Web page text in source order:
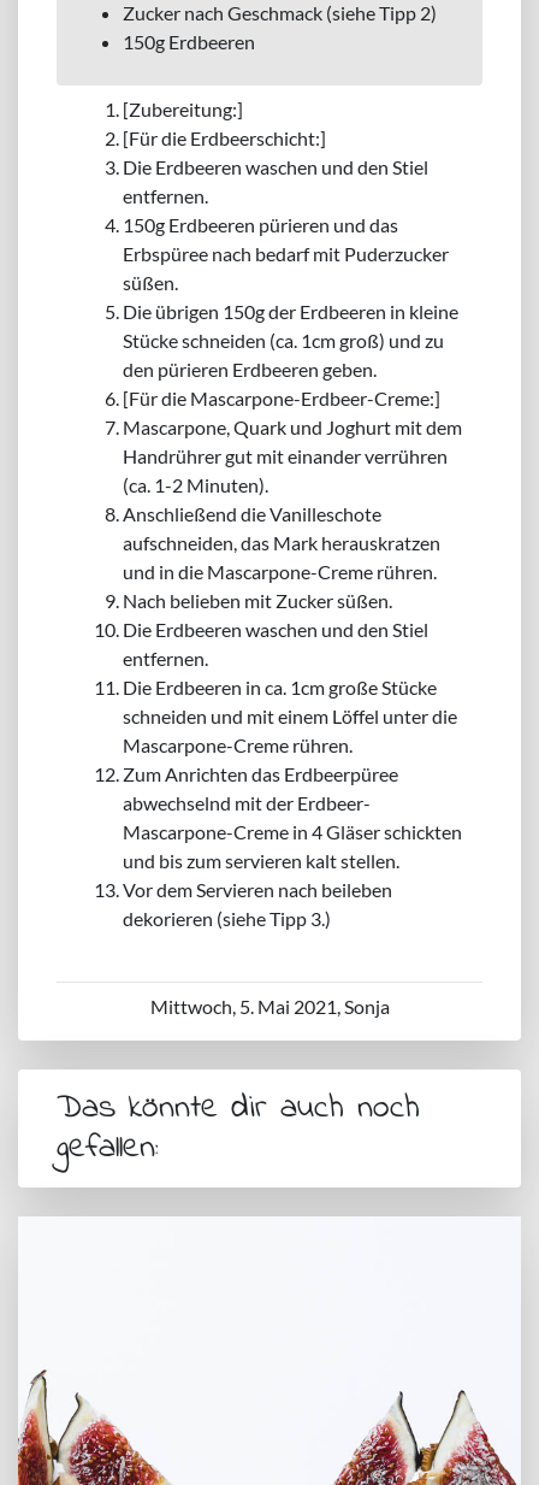
Zucker nach Geschmack (siehe Tipp 2)
150g Erdbeeren
[Zubereitung:]
[Für die Erdbeerschicht:]
Die Erdbeeren waschen und den Stiel
entfernen.
150g Erdbeeren pürieren und das
Erbspüree nach bedarf mit Puderzucker
süßen.
Die übrigen 150g der Erdbeeren in kleine
Stücke schneiden (ca. 1cm groß) und zu
den pürieren Erdbeeren geben.
[Für die Mascarpone-Erdbeer-Creme:]
Mascarpone, Quark und Joghurt mit dem
Handrührer gut mit einander verrühren
(ca. 1-2 Minuten).
Anschließend die Vanilleschote
aufschneiden, das Mark herauskratzen
und in die Mascarpone-Creme rühren.
Nach belieben mit Zucker süßen.
Die Erdbeeren waschen und den Stiel
entfernen.
Die Erdbeeren in ca. 1cm große Stücke
schneiden und mit einem Löffel unter die
Mascarpone-Creme rühren.
Zum Anrichten das Erdbeerpüree
abwechselnd mit der Erdbeer-
Mascarpone-Creme in 4 Gläser schickten
und bis zum servieren kalt stellen.
Vor dem Servieren nach beileben
dekorieren (siehe Tipp 3.)
Mittwoch, 5. Mai 2021, Sonja
Das könnte dir auch noch
gefallen: